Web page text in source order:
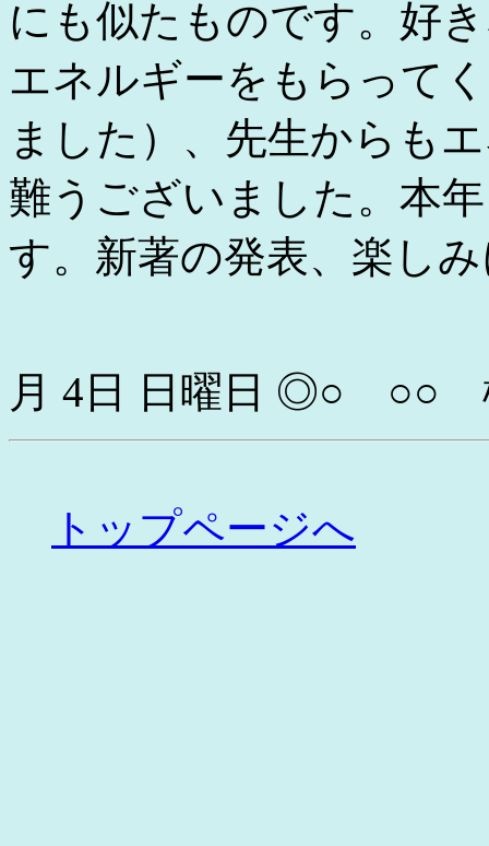
にも似たものです。好
エネルギーをもらって
ました）、先生からも
難うございました。本
す。新著の発表、楽し
月 4日 日曜日 ◎○ ○○
トップページへ